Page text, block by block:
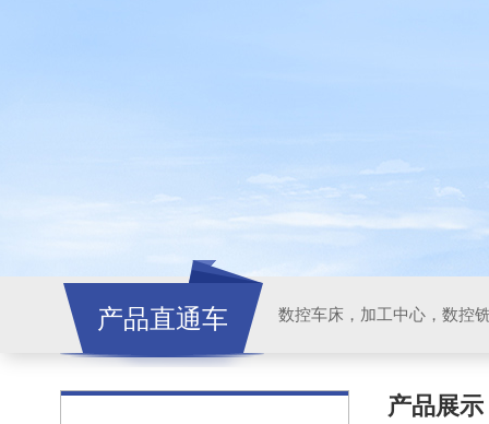
产品直通车
产品展示